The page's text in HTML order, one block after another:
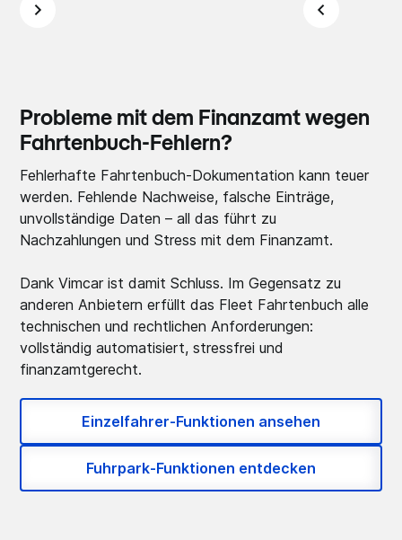
Probleme mit dem Finanzamt wegen
Fahrtenbuch-Fehlern?
Fehlerhafte Fahrtenbuch-Dokumentation kann teuer
werden. Fehlende Nachweise, falsche Einträge,
unvollständige Daten – all das führt zu
Nachzahlungen und Stress mit dem Finanzamt.
Dank Vimcar ist damit Schluss. Im Gegensatz zu
anderen Anbietern erfüllt das Fleet Fahrtenbuch alle
technischen und rechtlichen Anforderungen:
vollständig automatisiert, stressfrei und
finanzamtgerecht.
Einzelfahrer-Funktionen ansehen
Fuhrpark-Funktionen entdecken